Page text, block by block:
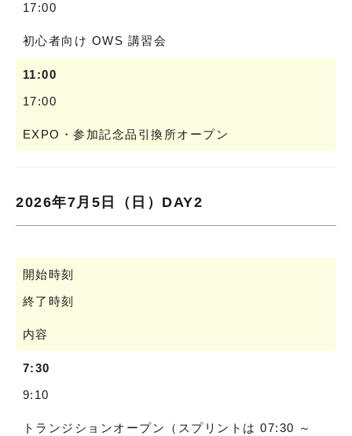
17:00
初心者向け OWS 講習会
11:00
17:00
EXPO・参加記念品引換所オープン
2026年7月5日（日）DAY2
開始時刻
終了時刻
内容
7:30
9:10
トランジションオープン（スプリントは 07:30 ～